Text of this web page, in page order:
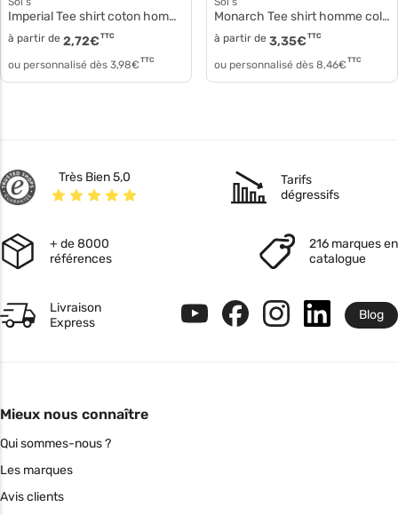
Imperial Tee shirt coton homme 11500
à partir de 2,72€ TTC
ou personnalisé dès 3,98€ TTC
Monarch Tee shirt homme col rond 11420
à partir de 3,35€ TTC
ou personnalisé dès 8,46€ TTC
Très Bien 5,0
Tarifs
dégressifs
+ de 8000
références
216 marques en
catalogue
Livraison
Express
Blog
Mieux nous connaître
Qui sommes-nous ?
Les marques
Avis clients